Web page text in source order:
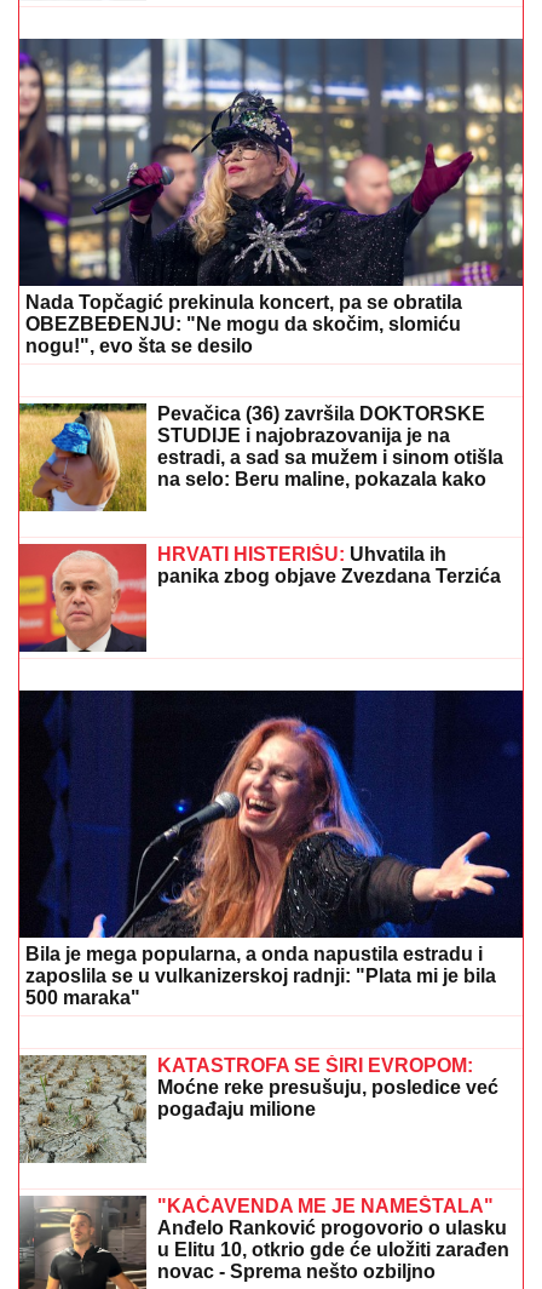
(VIDEO)"BOG ME SAČUVAO"Nakon što je Dragan
Stanković objavio veridbu i Jovana Jeremić sprema
veliko slavlje u svom domu
PEKARA (73) SA KARABURME
NAMAMILA INTIMNIM ODNOSOM, PA
GA UBILA! Jezivi detalji zločina:
Vezala mu pertlama RUKE I NOGE!
(VIDEO) "PREPLAKALA SAM"Nataša
Bekvalac ima čet koji niko ne želi da
vidi, dotakla se i Dina Merlina:"Uplašila
bih se kada bi mi neko ukrao telefon"
Nada Topčagić prekinula koncert, pa se obratila
OBEZBEĐENJU: "Ne mogu da skočim, slomiću
nogu!", evo šta se desilo
VANJA ŽIVIĆ ĆE POBESNETI!Milena
Kačavenda i Žana Omnia zajedno na
odmoru - skinule se na pesku u
kupaće, evo kako izgledaju (FOTO)
Pevačica (36) završila DOKTORSKE
na selo: Beru maline, pokazala kako
uživaju